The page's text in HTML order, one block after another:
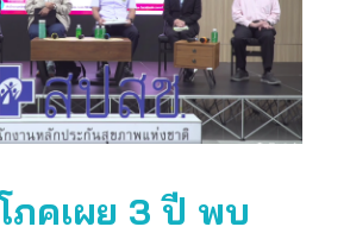
ภคเผย 3 ปี พบ